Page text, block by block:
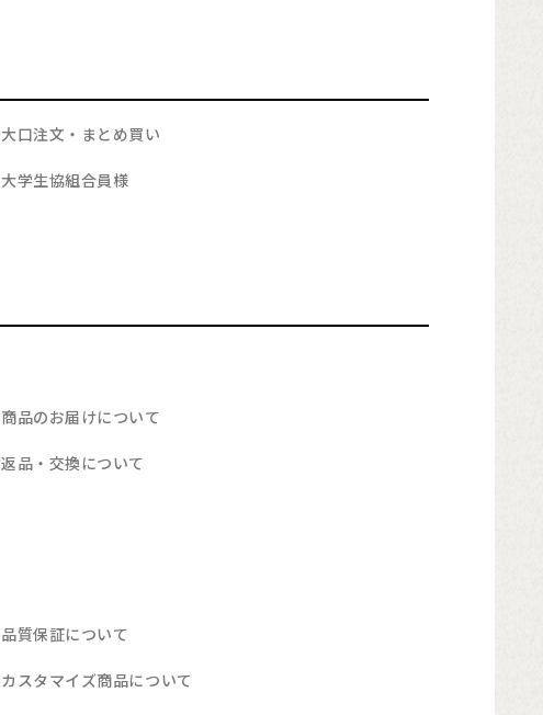
大口注文・まとめ買い
大学生協組合員様
商品のお届けについて
返品・交換について
品質保証について
カスタマイズ商品について